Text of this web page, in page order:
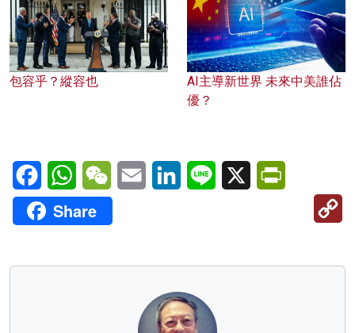
包容乎？縱容也
AI主導新世界 未來中美誰佔
優？
FacebookWhatsAppWeChatEmail LinkedInLine X
Share